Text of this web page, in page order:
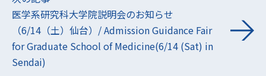
医学系研究科大学院説明会のお知らせ
（6/14（土）仙台）/ Admission Guidance Fair
for Graduate School of Medicine(6/14 (Sat) in
Sendai)